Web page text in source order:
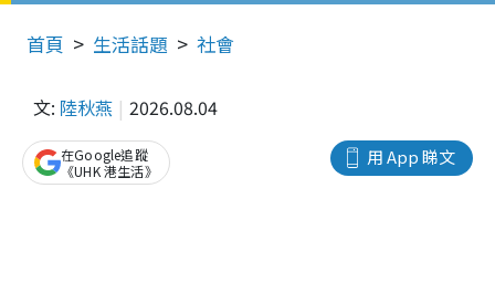
首頁 生活話題 社會
文: 陸秋燕 2026.08.04
用 App 睇文
在Google追蹤
《UHK 港生活》